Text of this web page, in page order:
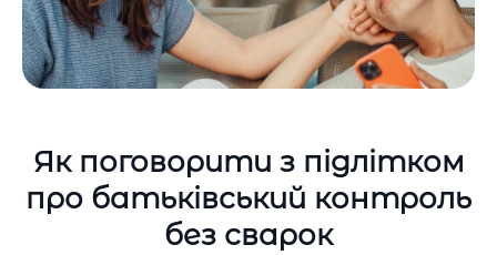
Як поговорити з підлітком
про батьківський контроль
без сварок